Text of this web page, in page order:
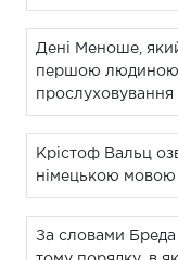
Дені Меноше,
першою
прослуховування
Крістоф Вальц
німецькою мовою
За словами Бреда